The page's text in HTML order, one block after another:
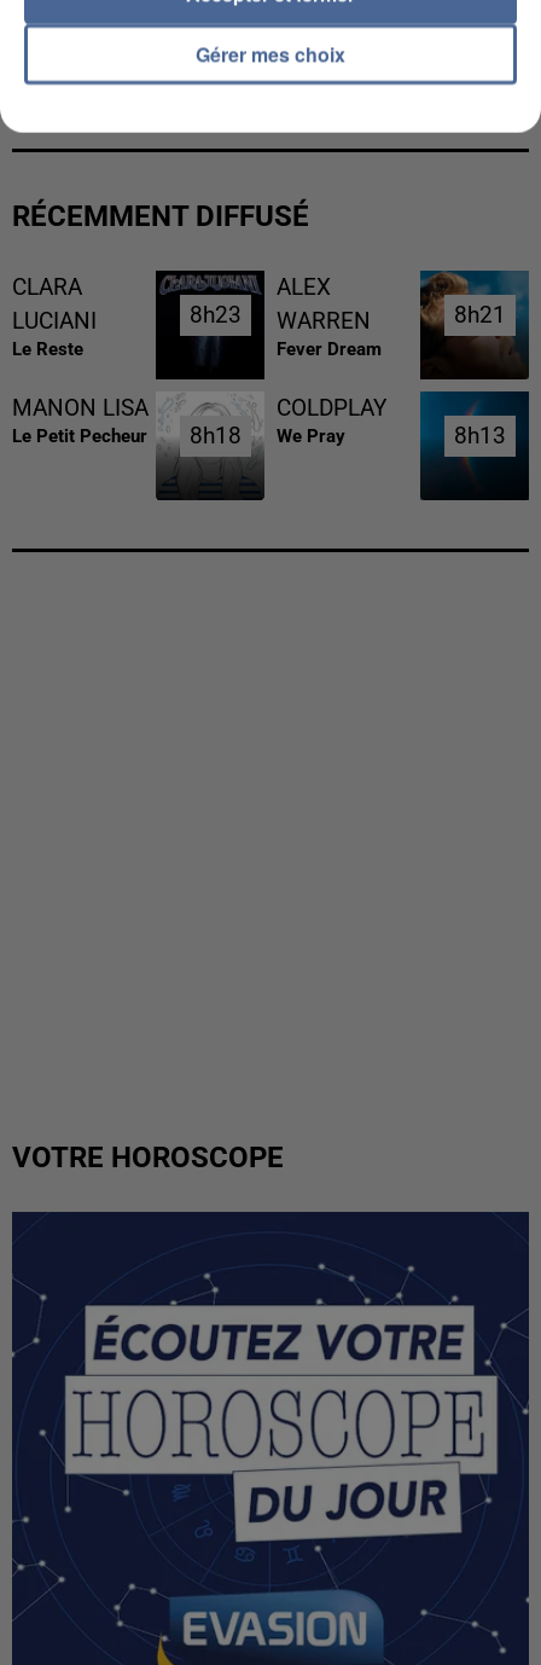
LES DONNÉES DE 300 000 CLIENTS DÉROBÉES À
INTERMARCHÉ APRÈS UNE...
RÉCEMMENT DIFFUSÉ
CLARA
LUCIANI
Le Reste
8h23
8h23
ALEX
WARREN
Fever Dream
8h21
8h21
MANON LISA
Le Petit Pecheur 8h18
8h18
COLDPLAY
We Pray 8h13
8h13
VOTRE HOROSCOPE
Gérer mes choix